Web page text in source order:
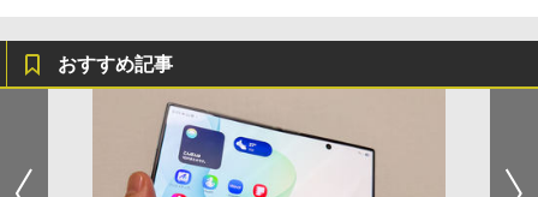
おすすめ記事